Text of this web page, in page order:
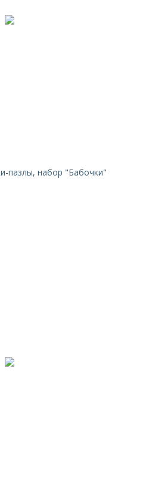
пазлы, набор "Бабочки"